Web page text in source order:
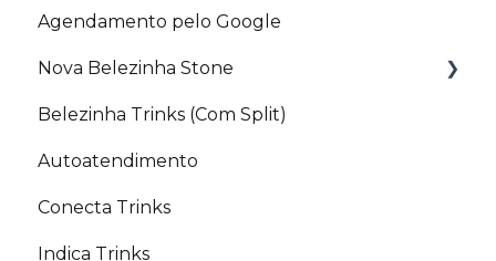
Agendamento pelo Google
Nova Belezinha Stone
PIX Belezinha
Belezinha Trinks (Com Split)
Autoatendimento
Conecta Trinks
Indica Trinks